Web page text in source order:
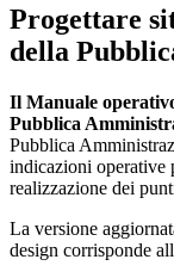
Progettare
della
Il Manuale
Pubblica
Pubblica
indicazioni operative
realizzazione dei
La versione
design corrisponde